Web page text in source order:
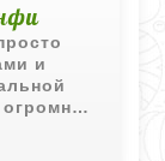
и
в
чтобы